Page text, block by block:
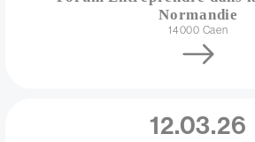
Normandie
14000 Caen
Date
12.03.26